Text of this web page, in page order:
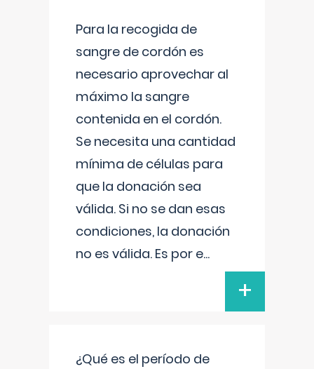
Para la recogida de
sangre de cordón es
necesario aprovechar al
máximo la sangre
contenida en el cordón.
Se necesita una cantidad
mínima de células para
que la donación sea
válida. Si no se dan esas
condiciones, la donación
no es válida. Es por e...
+
¿Qué es el período de